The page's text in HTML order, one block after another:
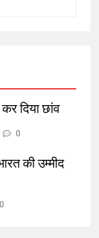
दिया छांव
0
की उम्मीद
0